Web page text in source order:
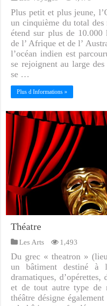
Plus petit et plus jeune,
un cinquième du total
étend sur plus de
de l’ Afrique et de l’
l’océan indien est
se rejoignent au large des
se …
Plus d Informations »
Théatre
Les Arts 1,493
Du grec « theatron »
un bâtiment destiné à
dramatiques,
et de tout autre type de
théâtre désigne